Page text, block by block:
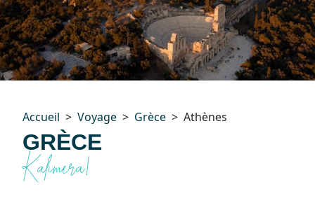
Accueil Voyage Grèce Athènes
GRÈCE
Kalimera!